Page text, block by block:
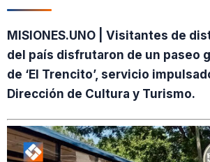
MISIONES.UNO | Visitantes de
del país disfrutaron de un paseo
de ‘El Trencito’, servicio
Dirección de Cultura y Turismo.